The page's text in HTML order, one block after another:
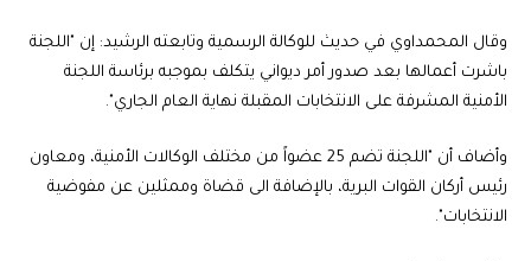
وقال المحمداوي في حديث للوكالة الرسمية وتابعته الرشيد: إن "اللجنة
باشرت أعمالها بعد صدور أمر ديواني يتكلف بموجبه برئاسة اللجنة
الأمنية المشرفة على الانتخابات المقبلة نهاية العام الجاري".
وأضاف أن "اللجنة تضم 25 عضواً من مختلف الوكالات الأمنية، ومعاون
رئيس أركان القوات البرية، بالإضافة الى قضاة وممثلين عن مفوضية
الانتخابات".